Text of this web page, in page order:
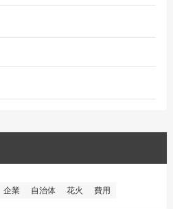
企業 自治体 花火 費用